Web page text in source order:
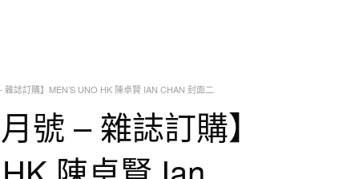
誌訂購】MEN’S UNO HK 陳卓賢 IAN CHAN 封面二
號 – 雜誌訂購】